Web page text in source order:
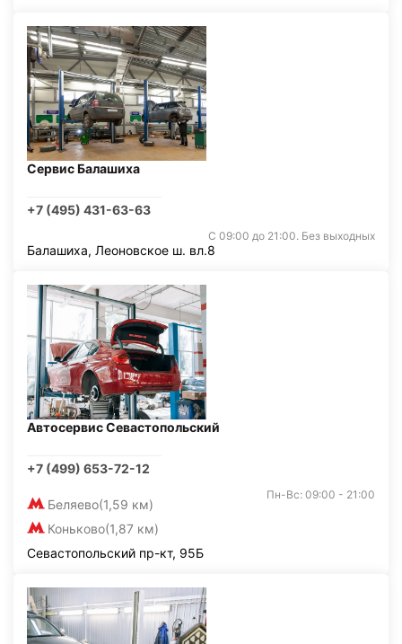
Сервис Балашиха
+7 (495) 431-63-63
С 09:00 до 21:00. Без выходных
Балашиха, Леоновское ш. вл.8
Автосервис Севастопольский
+7 (499) 653-72-12
Беляево(1,59 км)
Коньково(1,87 км)
Пн-Вс: 09:00 - 21:00
Севастопольский пр-кт, 95Б